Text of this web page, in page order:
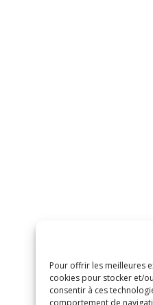
Pour offrir les meilleures
cookies pour stocker et/
consentir à ces
comportement de